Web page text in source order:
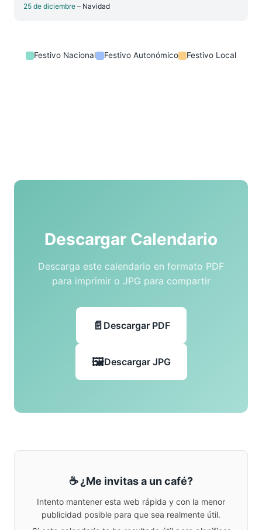
25 de diciembre – Navidad
Festivo Nacional Festivo Autonómico Festivo Local
Descargar Calendario
Descarga este calendario en formato PDF
para imprimir o JPG para compartir
Descargar PDF
Descargar JPG
☕ ¿Me invitas a un café?
Intento mantener esta web rápida y con la menor
publicidad posible para que sea realmente útil.